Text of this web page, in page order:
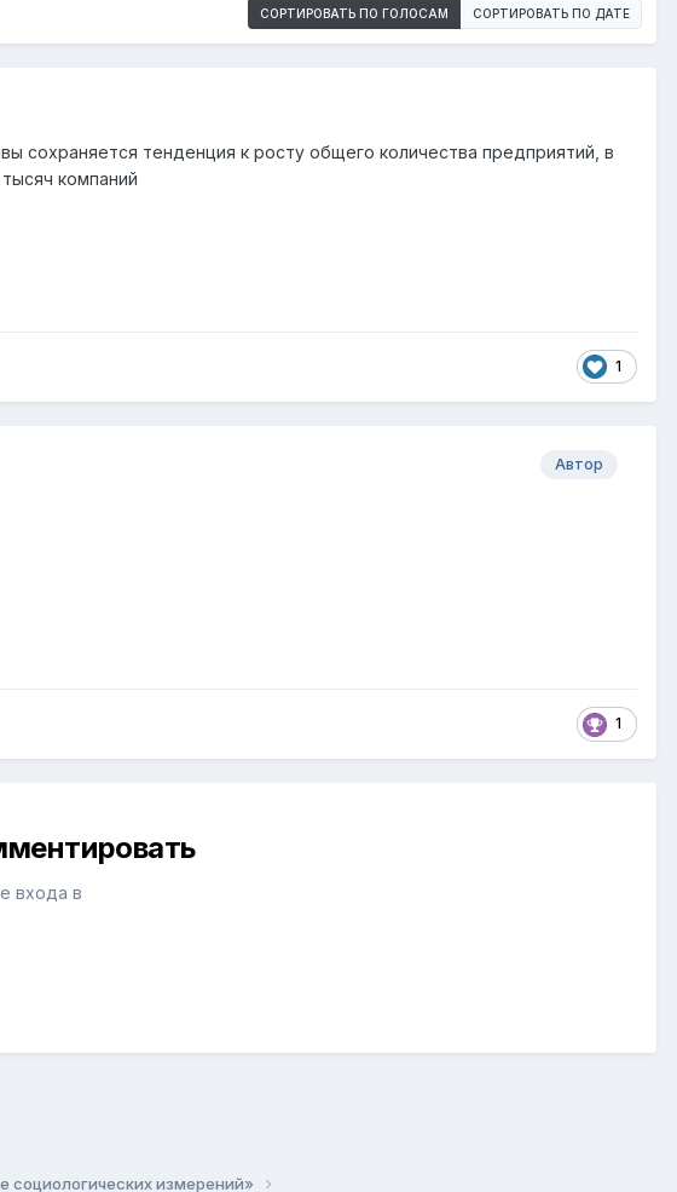
СОРТИРОВАТЬ ПО ГОЛОСАМ СОРТИРОВАТЬ ПО ДАТЕ
сохраняется тенденция к росту общего количества предприятий, в
компаний
1
Автор
1
входа в
социологических измерений»